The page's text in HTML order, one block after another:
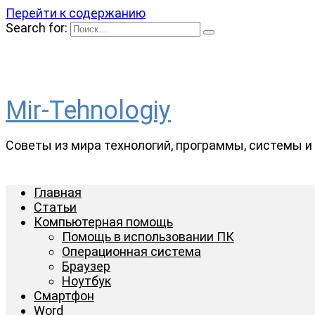
Перейти к содержанию
Search for:
Mir-Tehnologiy
Советы из мира технологий, программы, системы
Главная
Статьи
Компьютерная помощь
Помощь в использовании ПК
Операционная система
Браузер
Ноутбук
Смартфон
Word